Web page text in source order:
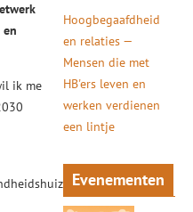
ik me
Hoogbegaafdheid
en relaties —
Mensen die met
HB'ers leven en
werken verdienen
een lintje
Evenementen